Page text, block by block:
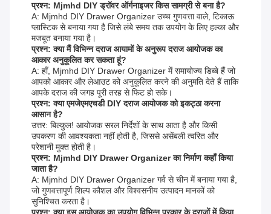
प्रश्न: Mjmhd DIY ड्रॉवर ऑर्गनाइजर किस सामग्री से बना है?
A: Mjmhd DIY Drawer Organizer उच्च गुणवत्ता वाले, टिकाऊ
प्लास्टिक से बनाया गया है जिसे लंबे समय तक उपयोग के लिए हल्का और
मजबूत बनाया गया है।
प्रश्न: क्या मैं विभिन्न दराज आयामों के अनुरूप दराज आयोजक का
आकार अनुकूलित कर सकता हूं?
A: हाँ, Mjmhd DIY Drawer Organizer में समायोज्य डिब्बे हैं जो
आपको आकार और लेआउट को अनुकूलित करने की अनुमति देते हैं ताकि
आपके दराज की जगह पूरी तरह से फिट हो सके।
प्रश्न: क्या एमजेएमएचडी DIY दराज आयोजक को इकट्ठा करना
आसान है?
उत्तर: बिल्कुल! आयोजक सरल निर्देशों के साथ आता है और किसी
उपकरण की आवश्यकता नहीं होती है, जिससे असेंबली त्वरित और
परेशानी मुक्त होती है।
प्रश्न: Mjmhd DIY Drawer Organizer का निर्माण कहाँ किया
जाता है?
A: Mjmhd DIY Drawer Organizer गर्व से चीन में बनाया गया है,
जो गुणवत्तापूर्ण शिल्प कौशल और विश्वसनीय उत्पादन मानकों को
सुनिश्चित करता है।